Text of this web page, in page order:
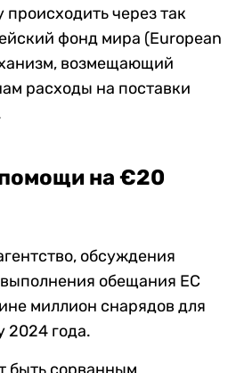
через так
фонд мира (European
возмещающий
расходы на поставки
на €20
обсуждения
обещания ЕС
миллион снарядов для
2024 года.